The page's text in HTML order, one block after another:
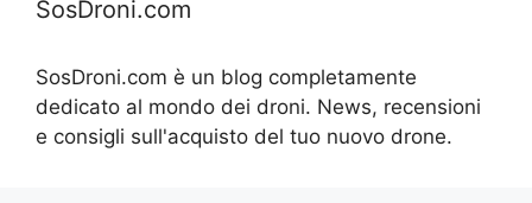
SosDroni.com
SosDroni.com è un blog completamente
dedicato al mondo dei droni. News, recensioni
e consigli sull'acquisto del tuo nuovo drone.